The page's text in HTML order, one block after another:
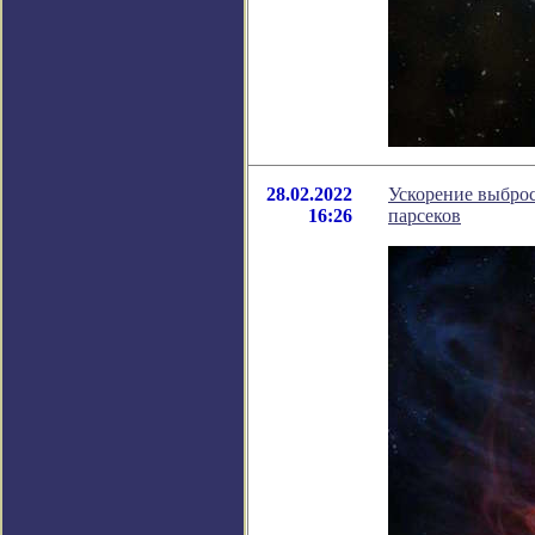
28.02.2022
16:26
Ускорение
парсеков